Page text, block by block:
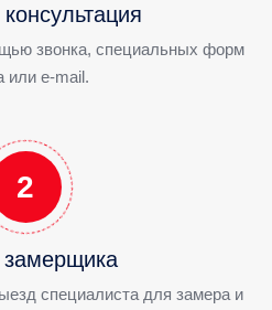
звонка, специальных форм
или e-mail.
2
специалиста для замера и